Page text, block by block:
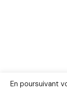
En poursuivant